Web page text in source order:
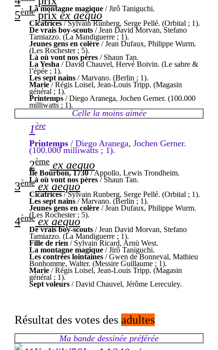
La montagne magique / Jirô Taniguchi.
5èmeprixex aequo
Cicatrices/ Sylvain Runberg, Serge Pellé. (Orbital ; 1).
De vrais boy-scouts / Jean David Morvan, Stefano
Tamiazzo. (La Mandiguerre ; 1).
Jeunes gens en colère / Jean Dufaux, Philippe Wurm.
(Les Rochester ; 5).
Là où vont nos pères / Shaun Tan.
La Yesha / David Chauvel, Hervé Boivin. (Le sabre &
l’épée ; 1).
Les sept nains / Marvano. (Berlin ; 1).
Marie/ Régis Loisel, Jean-Louis Tripp. (Magasin
général ; 1).
Printemps / Diego Aranega, Jochen Gerner. (100.000
milliwatts ; 1).
Celle la moins aimée
1ère
Printemps / Diego Aranega, Jochen Gerner.
(100.000 milliwatts ; 1).
2ème ex aequo
Île Bourbon, 1730/ Appollo, Lewis Trondheim.
Là où vont nos pères / Shaun Tan.
3ème ex aequo
Cicatrices/ Sylvain Runberg, Serge Pellé. (Orbital ; 1).
Les sept nains / Marvano. (Berlin ; 1).
Jeunes gens en colère / Jean Dufaux, Philippe Wurm.
(Les Rochester ; 5).
4ème ex aequo
De vrais boy-scouts / Jean David Morvan, Stefano
Tamiazzo. (La Mandiguerre ; 1).
Fille de rien / Sylvain Ricard, Arnü West.
La montagne magique / Jirô Taniguchi.
Les contrées lointaines / Gwen de Bonneval, Mathieu
Bonhomme, Walter. (Messire Guillaume ; 1).
Marie / Régis Loisel, Jean-Louis Tripp. (Magasin
général ; 1).
Sept voleurs / David Chauvel, Jérôme Lereculey.
Résultat des votes des adultes
Ma bande dessinée préférée